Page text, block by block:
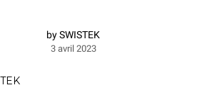
by SWISTEK
3 avril 2023